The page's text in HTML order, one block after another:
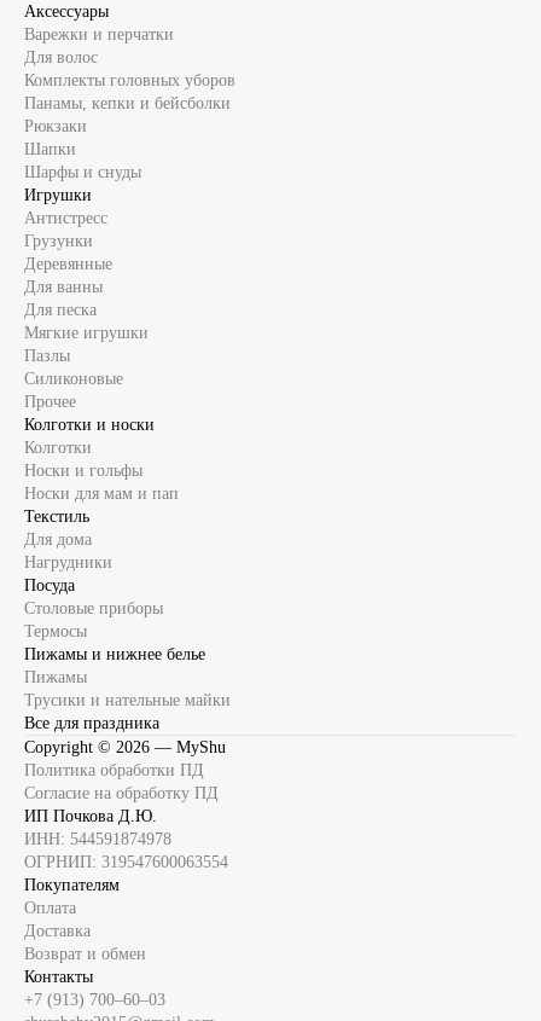
Аксессуары
Варежки и перчатки
Для волос
Комплекты головных уборов
Панамы, кепки и бейсболки
Рюкзаки
Шапки
Шарфы и снуды
Игрушки
Антистресс
Грузунки
Деревянные
Для ванны
Для песка
Мягкие игрушки
Пазлы
Силиконовые
Прочее
Колготки и носки
Колготки
Носки и гольфы
Носки для мам и пап
Текстиль
Для дома
Нагрудники
Посуда
Столовые приборы
Термосы
Пижамы и нижнее белье
Пижамы
Трусики и нательные майки
Все для праздника
Copyright © 2026 — MyShu
Политика обработки ПД
Согласие на обработку ПД
ИП Почкова Д.Ю.
ИНН: 544591874978
ОГРНИП: 319547600063554
Покупателям
Оплата
Доставка
Возврат и обмен
Контакты
+7 (913) 700‒60‒03